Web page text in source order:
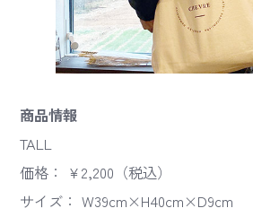
商品情報
TALL
価格： ¥2,200（税込）
サイズ： W39cm×H40cm×D9cm